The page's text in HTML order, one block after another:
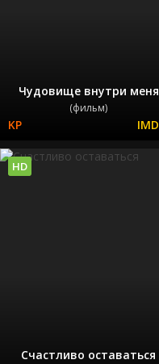
Чудовище внутри меня
(фильм)
Счастливо оставаться
HD